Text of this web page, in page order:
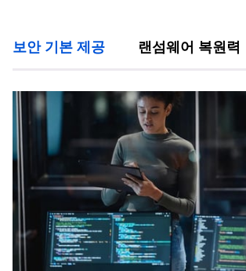
보안 기본 제공 랜섬웨어 복원력